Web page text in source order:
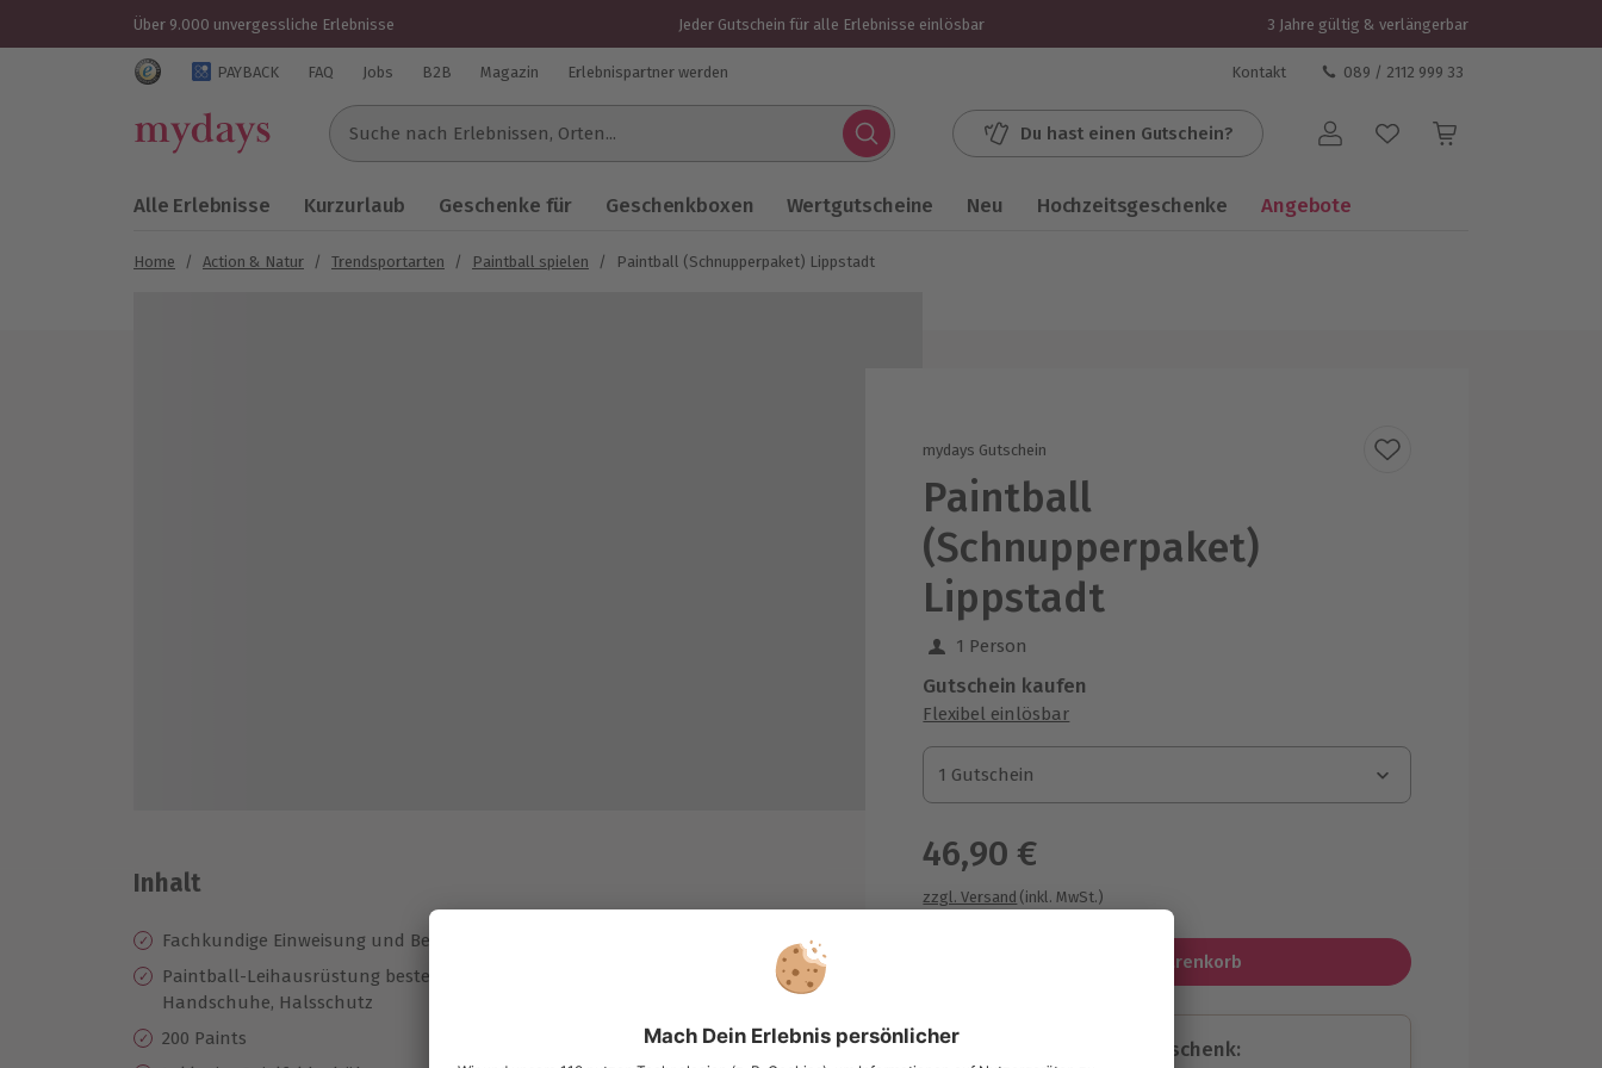
Über 9.000 unvergessliche Erlebnisse Jeder Gutschein für alle Erlebnisse einlösbar 3 Jahre gültig & verlängerbar
Trustedshops Bewertungen für mydays.de
PAYBACK FAQ Jobs B2B Magazin Erlebnispartner werden Kontakt 089 / 2112 999 33
Suche nach Erlebnissen...
Du hast einen Gutschein? Benutzerkonto
Alle Erlebnisse Kurzurlaub Geschenke für Geschenkboxen Wertgutscheine Neu Hochzeitsgeschenke Angebote
Home / Action & Natur / Trendsportarten / Paintball spielen / Paintball (Schnupperpaket) Lippstadt
mydays Gutschein
Paintball
(Schnupperpaket)
Lippstadt
1 Person
Gutschein kaufen
Flexibel einlösbar
1 Gutschein
1 Gutschein
1 Gutschein
46,90 €
zzgl. Versand (inkl. MwSt.)
In den Warenkorb
Immer das passende Geschenk:
Inhalt
Fachkundige Einweisung und Betreuung
Paintball-Leihausrüstung bestehend aus: Markierer, Maske, Hopper, Druckluft,
Handschuhe, Halsschutz
200 Paints